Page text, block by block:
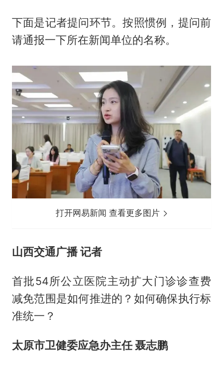
下面是记者提问环节。按照惯例，提问前
请通报一下所在新闻单位的名称。
打开网易新闻 查看更多图片
山西交通广播 记者
首批54所公立医院主动扩大门诊诊查费
减免范围是如何推进的？如何确保执行标
准统一？
太原市卫健委应急办主任 聂志鹏